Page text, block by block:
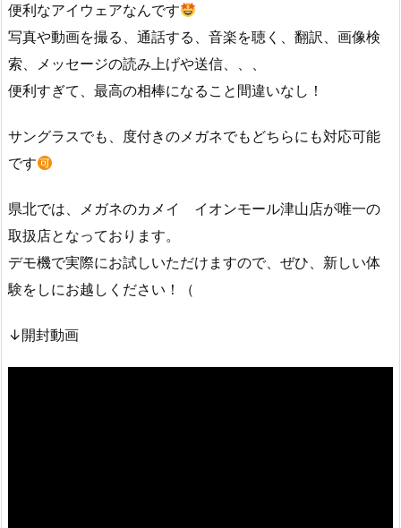
便利なアイウェアなんです
写真や動画を撮る、通話する、音楽を聴く、翻訳、画像検
索、メッセージの読み上げや送信、、、
便利すぎて、最高の相棒になること間違いなし！
サングラスでも、度付きのメガネでもどちらにも対応可能
です
県北では、メガネのカメイ イオンモール津山店が唯一の
取扱店となっております。
デモ機で実際にお試しいただけますので、ぜひ、新しい体
験をしにお越しください！（
↓開封動画